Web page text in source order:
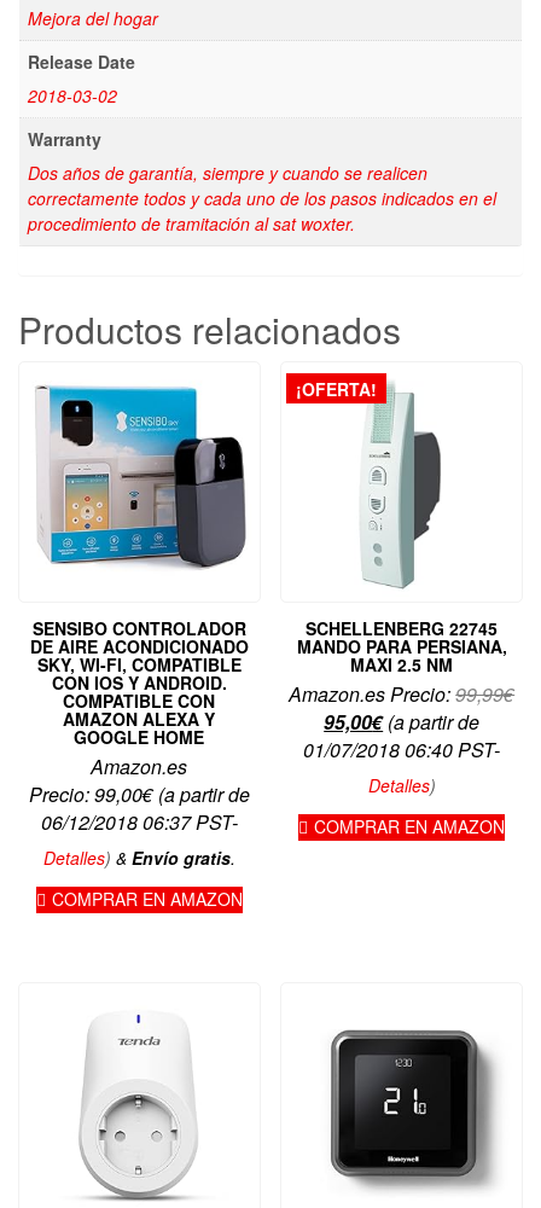
Mejora del hogar
Release Date
2018-03-02
Warranty
Dos años de garantía, siempre y cuando se realicen
correctamente todos y cada uno de los pasos indicados en el
procedimiento de tramitación al sat woxter.
Productos relacionados
SENSIBO CONTROLADOR
DE AIRE ACONDICIONADO
SKY, WI-FI, COMPATIBLE
CON IOS Y ANDROID.
COMPATIBLE CON
AMAZON ALEXA Y
GOOGLE HOME
Amazon.es
Precio:99,00€(a partir de
06/12/2018 06:37 PST-
Detalles) & Envío gratis.
COMPRAR EN AMAZON
¡OFERTA!
SCHELLENBERG 22745
MANDO PARA PERSIANA,
MAXI 2.5 NM
Amazon.es Precio:99,99€El
95,00€El
precio
actual
95,00€.
(a partir de
01/07/2018 06:40 PST-
Detalles)
COMPRAR EN AMAZON